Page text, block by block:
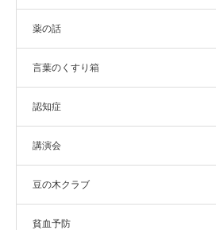
薬の話
言葉のくすり箱
認知症
講演会
豆の木クラブ
貧血予防